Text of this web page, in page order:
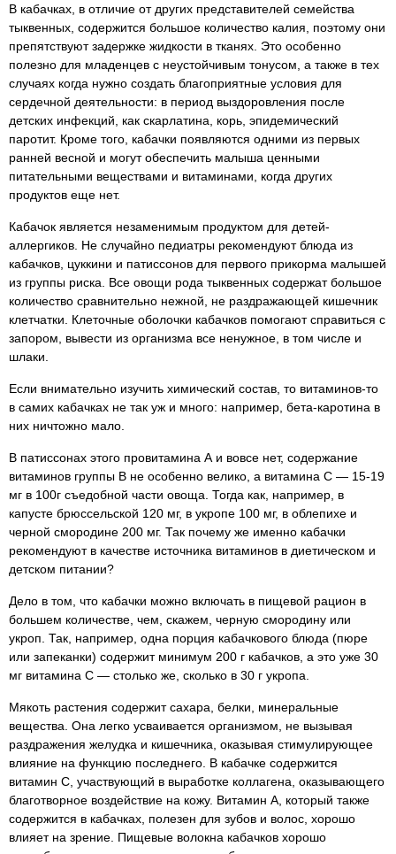
В кабачках, в отличие от других представителей семейства
тыквенных, содержится большое количество калия, поэтому они
препятствуют задержке жидкости в тканях. Это особенно
полезно для младенцев с неустойчивым тонусом, а также в тех
случаях когда нужно создать благоприятные условия для
сердечной деятельности: в период выздоровления после
детских инфекций, как скарлатина, корь, эпидемический
паротит. Кроме того, кабачки появляются одними из первых
ранней весной и могут обеспечить малыша ценными
питательными веществами и витаминами, когда других
продуктов еще нет.
Кабачок является незаменимым продуктом для детей-
аллергиков. Не случайно педиатры рекомендуют блюда из
кабачков, цуккини и патиссонов для первого прикорма малышей
из группы риска. Все овощи рода тыквенных содержат большое
количество сравнительно нежной, не раздражающей кишечник
клетчатки. Клеточные оболочки кабачков помогают справиться с
запором, вывести из организма все ненужное, в том числе и
шлаки.
Если внимательно изучить химический состав, то витаминов-то
в самих кабачках не так уж и много: например, бета-каротина в
них ничтожно мало.
В патиссонах этого провитамина А и вовсе нет, содержание
витаминов группы В не особенно велико, а витамина С — 15-19
мг в 100г съедобной части овоща. Тогда как, например, в
капусте брюссельской 120 мг, в укропе 100 мг, в облепихе и
черной смородине 200 мг. Так почему же именно кабачки
рекомендуют в качестве источника витаминов в диетическом и
детском питании?
Дело в том, что кабачки можно включать в пищевой рацион в
большем количестве, чем, скажем, черную смородину или
укроп. Так, например, одна порция кабачкового блюда (пюре
или запеканки) содержит минимум 200 г кабачков, а это уже 30
мг витамина С — столько же, сколько в 30 г укропа.
Мякоть растения содержит сахара, белки, минеральные
вещества. Она легко усваивается организмом, не вызывая
раздражения желудка и кишечника, оказывая стимулирующее
влияние на функцию последнего. В кабачке содержится
витамин С, участвующий в выработке коллагена, оказывающего
благотворное воздействие на кожу. Витамин А, который также
содержится в кабачках, полезен для зубов и волос, хорошо
влияет на зрение. Пищевые волокна кабачков хорошо